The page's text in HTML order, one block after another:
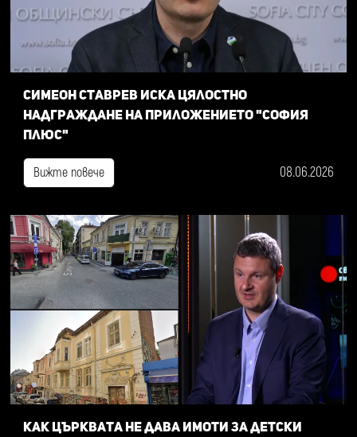
Симеон Ставрев иска цялостно
надграждане на приложението "София
плюс"
Вижте повече 08.06.2026
Как Църквата не дава имоти за детски